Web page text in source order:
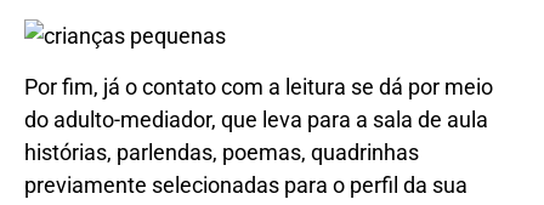
Por fim, já o contato com a leitura se dá por meio
do adulto-mediador, que leva para a sala de aula
histórias, parlendas, poemas, quadrinhas
previamente selecionadas para o perfil da sua